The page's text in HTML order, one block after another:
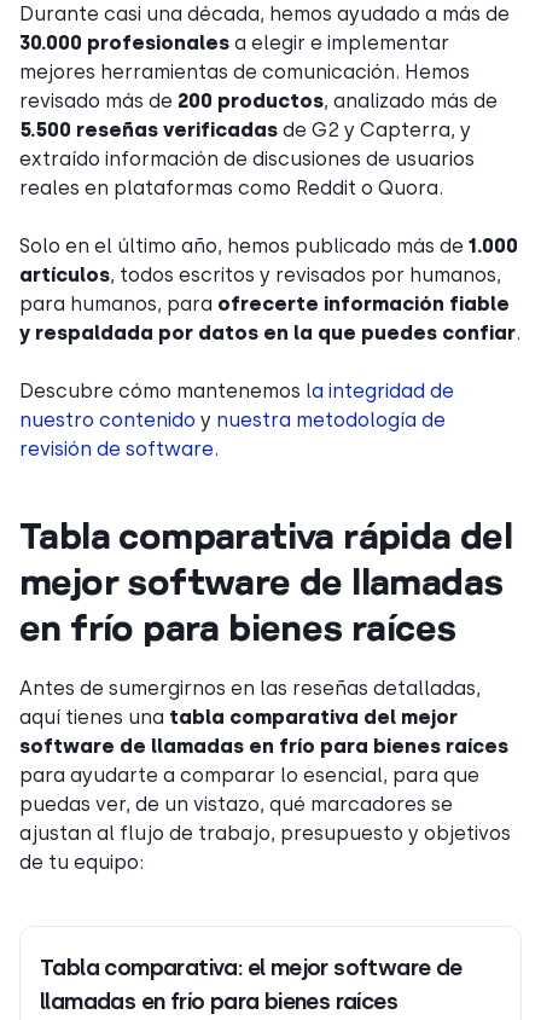
Durante casi una década, hemos ayudado a más de
30.000 profesionales a elegir e implementar
mejores herramientas de comunicación. Hemos
revisado más de 200 productos, analizado más de
5.500 reseñas verificadas de G2 y Capterra, y
extraído información de discusiones de usuarios
reales en plataformas como Reddit o Quora.
Solo en el último año, hemos publicado más de 1.000
artículos, todos escritos y revisados por humanos,
para humanos, para ofrecerte información fiable
y respaldada por datos en la que puedes confiar.
Descubre cómo mantenemos la integridad de
nuestro contenido y nuestra metodología de
revisión de software.
Tabla comparativa rápida del
mejor software de llamadas
en frío para bienes raíces
Antes de sumergirnos en las reseñas detalladas,
aquí tienes una tabla comparativa del mejor
software de llamadas en frío para bienes raíces
para ayudarte a comparar lo esencial, para que
puedas ver, de un vistazo, qué marcadores se
ajustan al flujo de trabajo, presupuesto y objetivos
de tu equipo:
Tabla comparativa: el mejor software de
llamadas en frío para bienes raíces